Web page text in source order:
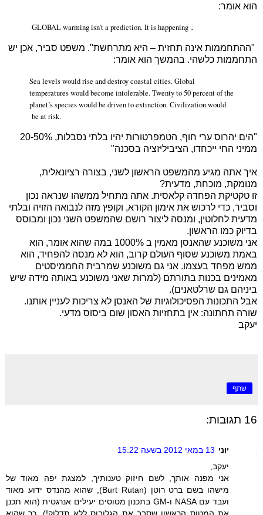
הוא אומר:
GLOBAL warming isn’t a prediction. It is happening .
"ההתחממות אינה תחזית – היא מתרחשת". משפט סביר, אכן יש
התחממות כלשהי. בהמשך הוא אומר:
Sea levels would rise and destroy coastal cities. Global
temperatures would become intolerable. Twenty to 50 percent of the
planet’s species would be driven to extinction. Civilization would
be at risk.
"הים יהרוס ערי חוף, הטמפרטורות יהיו בלתי נסבלות, 20-50%
ממיני החי ייכחדו, הציביליזציה בסכנה"
איך אתה מגיע מהמשפט הראשון לשני, בצורה רציונאלית,
מנומקת, מוכחת, מדעית?
זו טקטיקת הפחדה קלאסית. אתה מתחיל ממשהו שנראה נכון
וסביר, כדי לרכוש את אימון הקורא, וקופץ מזה לנבואה הזויה ובלתי
מדעית לחלוטין, ומנסה ליצור רושם שהמשפט השני נכון ומבוסס
בדיוק כמו הראשון.
אני משוכנע שהאנסן מאמין ב 1000% במה שהוא אומר, הוא
באמת משוכנע שסוף העולם קרוב, הוא לא מנסה להפחיד, הוא
ממש מפחד בעצמו. אני גם משוכנע שמרבית החממיסטים
מאמינים בכנות בתורתם (למרות שאני משוכנע באותה מידה שיש
ביניהם גם שרלטאנים).
אבל התכונות הפסיכולוגיות של האנסן לא צריכות לעניין אותנו.
שורה תחתונה: אין בתחזיות האסון שום ביסוס מדעי.
יעקב
שתף
16 תגובות:
יוני 13 במאי 2012 בשעה 15:22
יעקב,
אני מפנה אותך, לשם חיזוק טענותיך, למצגת יפה מאוד של
מישהו בשם ברט רוטן (Burt Rutan), שהוא מהנדס ידוע מאוד
ועבד עם NASA ו-GM בתכנון מטוסים יעילים אנרגטית (הוא תכנן